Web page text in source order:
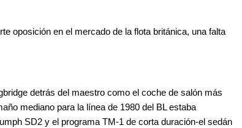
oposición en el mercado de la flota británica, una falta
detrás del maestro como el coche de salón más
mediano para la línea de 1980 del BL estaba
SD2 y el programa TM-1 de corta duración-el sedán